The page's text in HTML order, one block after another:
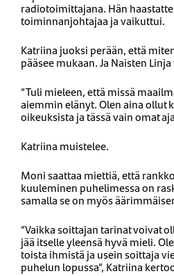
radiotoimittajana. Hän
toiminnanjohtajaa ja vaikuttui.
Katriina juoksi perään, että
pääsee mukaan. Ja Naisten
”Tuli mieleen, että missä
aiemmin elänyt. Olen aina ollut
oikeuksista ja tässä vain omat
Katriina muistelee.
Moni saattaa miettiä, että
kuuleminen puhelimessa on
samalla se on myös
”Vaikka soittajan tarinat voivat
jää itselle yleensä hyvä mieli.
toista ihmistä ja usein soittaja
puhelun lopussa”, Katriina